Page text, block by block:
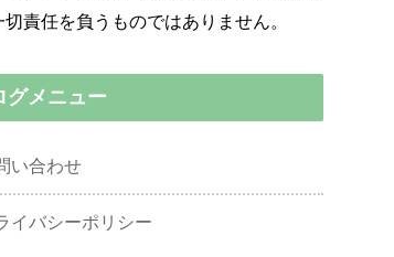
切責任を負うものではありません。
グメニュー
い合わせ
イバシーポリシー